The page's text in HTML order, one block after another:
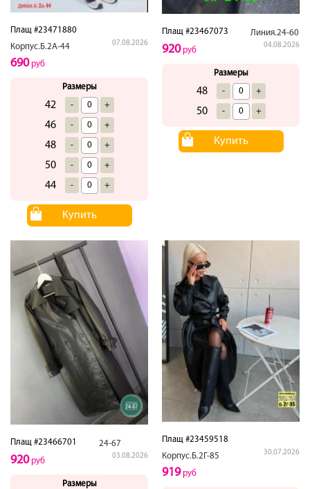
Плащ #23471880
Корпус.Б.2А-44
07.08.2026
690руб
Размеры
42 - +
46 - +
48 - +
50 - +
44 - +
Купить
Плащ #23467073 Линия.24-60
04.08.2026
920руб
Размеры
48 - +
50 - +
Купить
Плащ #23466701 24-67
03.08.2026
920руб
Размеры
Плащ #23459518
Корпус.Б.2Г-85
30.07.2026
919руб